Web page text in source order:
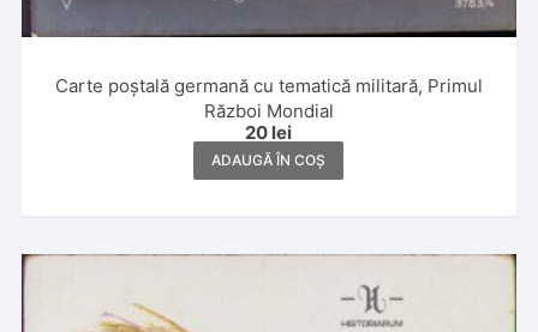
Carte poștală germană cu tematică militară, Primul
Război Mondial
20 lei
ADAUGĂ ÎN COȘ